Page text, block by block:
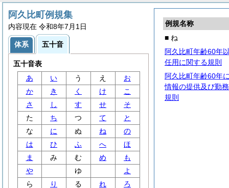
例規名称
■ ね
阿久比町年齢60年
任用に関する規則
阿久比町年齢60年
情報の提供及び勤
規則
阿久比町例規集
内容現在 令和8年7月1日
体系 五十音
五十音表
あ
い う え
お
か
き く け
こ
さ
し す せ
そ
た
ち つ て
と
な
に ぬ ね
の
は
ひ ふ へ
ほ
ま
み む め
も
や
ゆ
よ
ら
り る れ
ろ